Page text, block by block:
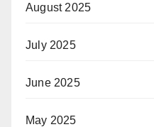
August 2025
July 2025
June 2025
May 2025